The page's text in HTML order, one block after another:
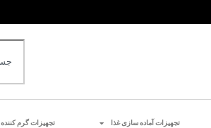
تجهیزات آماده سازی غذا تجهیزات گرم کننده